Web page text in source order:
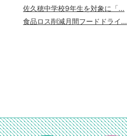
佐久穂中学校9年生を対象に「...
食品ロス削減月間フードドライ...